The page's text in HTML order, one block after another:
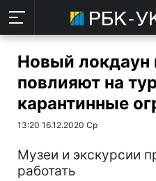
Новый локдаун
повлияют на
карантинные
13:20 16.12.2020 Ср
Музеи и экскурсии
работать